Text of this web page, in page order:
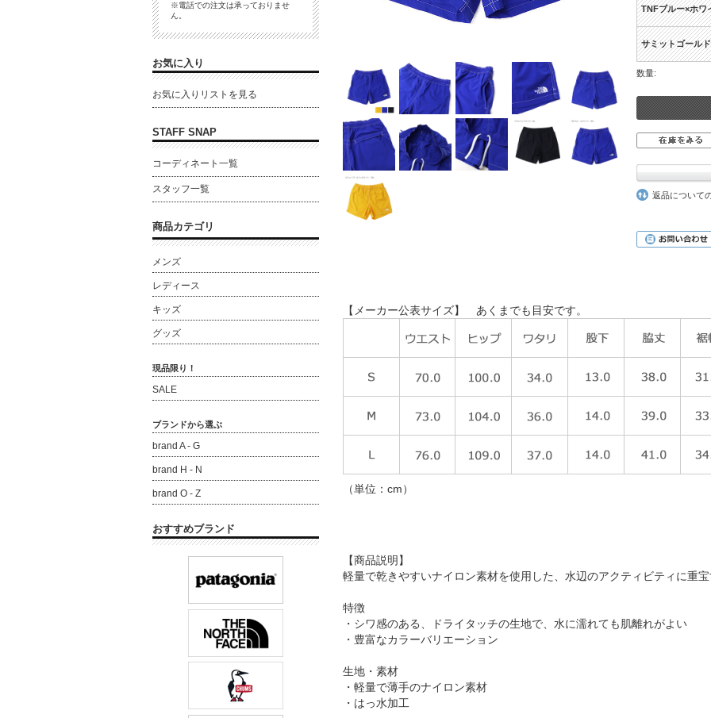
TNFブルー×ホワ
サミットゴール
数量:
返品について
【メーカー公表サイズ】 あくまでも目安です。
（単位：cm）
【商品説明】
軽量で乾きやすいナイロン素材を使用した、水辺のアクティビティに重
特徴
・シワ感のある、ドライタッチの生地で、水に濡れても肌離れがよい
・豊富なカラーバリエーション
生地・素材
・軽量で薄手のナイロン素材
・はっ水加工
※電話での注文は承っておりませ
ん。
お気に入り
お気に入りリストを見る
STAFF SNAP
コーディネート一覧
スタッフ一覧
商品カテゴリ
メンズ
レディース
キッズ
グッズ
現品限り！
SALE
ブランドから選ぶ
brand A - G
brand H - N
brand O - Z
おすすめブランド